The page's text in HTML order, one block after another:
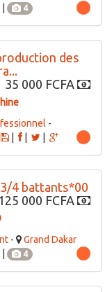
4
des
35 000 FCFA
-
|
4 battants*00
125 000 FCFA
-
Grand Dakar
4